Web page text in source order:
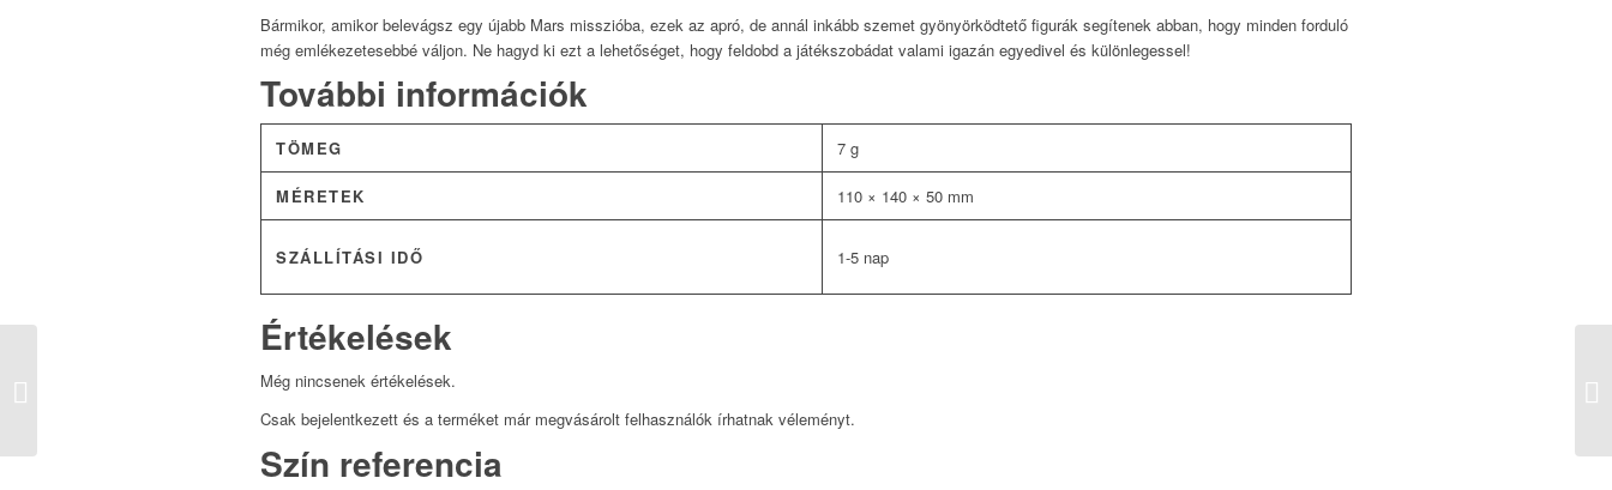
Bármikor, amikor belevágsz egy újabb Mars misszióba, ezek az apró, de annál inkább szemet gyönyörködtető figurák segítenek abban, hogy minden forduló
még emlékezetesebbé váljon. Ne hagyd ki ezt a lehetőséget, hogy feldobd a játékszobádat valami igazán egyedivel és különlegessel!
További információk
TÖMEG 7 g
MÉRETEK 110 × 140 × 50 mm
SZÁLLÍTÁSI IDŐ 1-5 nap
Értékelések
Még nincsenek értékelések.
Csak bejelentkezett és a terméket már megvásárolt felhasználók írhatnak véleményt.
Szín referencia